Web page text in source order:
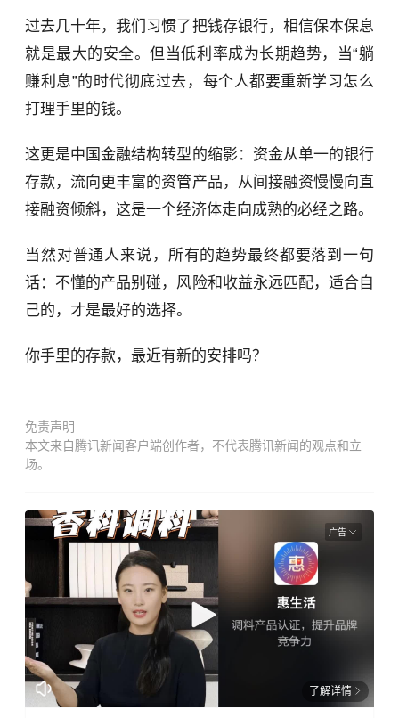
过去几十年，我们习惯了把钱存银行，相信保本保息
就是最大的安全。但当低利率成为长期趋势，当“躺
赚利息”的时代彻底过去，每个人都要重新学习怎么
打理手里的钱。
这更是中国金融结构转型的缩影：资金从单一的银行
存款，流向更丰富的资管产品，从间接融资慢慢向直
接融资倾斜，这是一个经济体走向成熟的必经之路。
当然对普通人来说，所有的趋势最终都要落到一句
话：不懂的产品别碰，风险和收益永远匹配，适合自
己的，才是最好的选择。
你手里的存款，最近有新的安排吗？
免责声明
本文来自腾讯新闻客户端创作者，不代表腾讯新闻的观点和立
场。
广告
了解详情